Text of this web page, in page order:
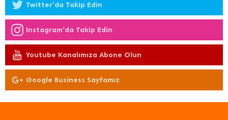
Twitter'da Takip Edin
Instagram'da Takip Edin
Youtube Kanalımıza Abone Olun
Google Business Sayfamız